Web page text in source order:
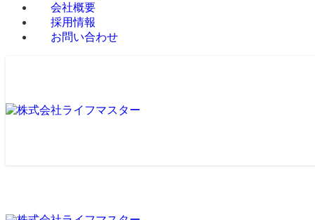
会社概要
採用情報
お問い合わせ